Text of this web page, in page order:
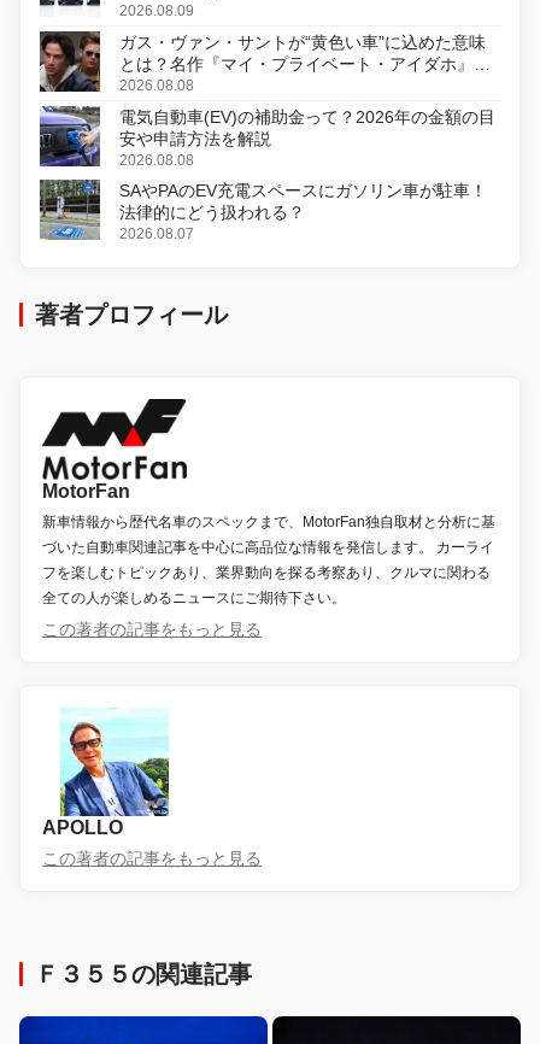
2026.08.09
ガス・ヴァン・サントが“黄色い車”に込めた意味
とは？名作『マイ・プライベート・アイダホ』が
初のデジタルリマスター版で復活
2026.08.08
電気自動車(EV)の補助金って？2026年の金額の目
安や申請方法を解説
2026.08.08
SAやPAのEV充電スペースにガソリン車が駐車！
法律的にどう扱われる？
2026.08.07
著者プロフィール
MotorFan
新車情報から歴代名車のスペックまで、MotorFan独自取材と分析に基
づいた自動車関連記事を中心に高品位な情報を発信します。 カーライ
フを楽しむトピックあり、業界動向を探る考察あり、クルマに関わる
全ての人が楽しめるニュースにご期待下さい。
この著者の記事をもっと見る
APOLLO
この著者の記事をもっと見る
Ｆ３５５の関連記事